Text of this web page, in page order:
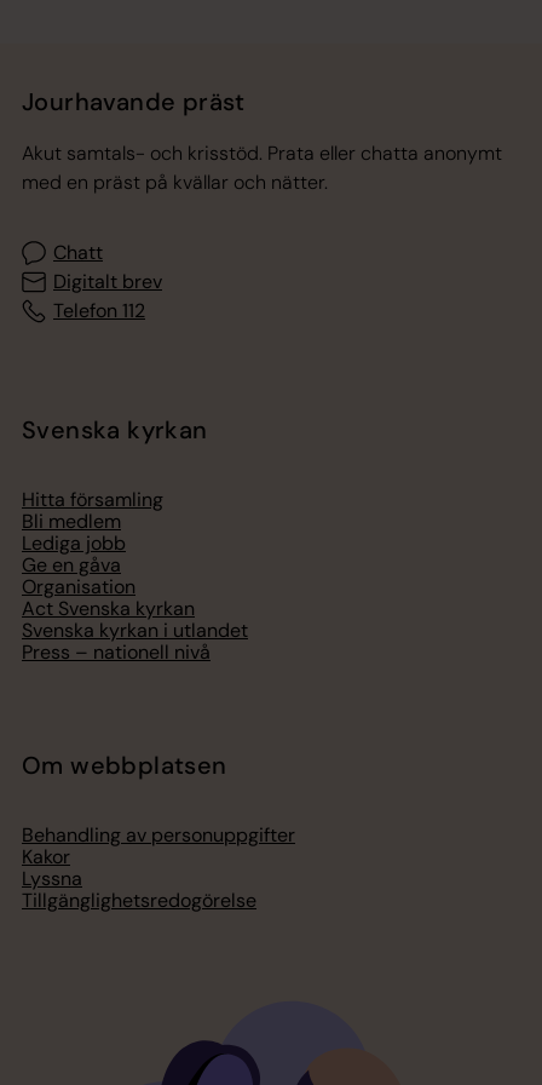
Jourhavande präst
Akut samtals- och krisstöd. Prata eller chatta anonymt
med en präst på kvällar och nätter.
Chatt
Digitalt brev
Telefon 112
Svenska kyrkan
Hitta församling
Bli medlem
Lediga jobb
Ge en gåva
Organisation
Act Svenska kyrkan
Svenska kyrkan i utlandet
Press – nationell nivå
Om webbplatsen
Behandling av personuppgifter
Kakor
Lyssna
Tillgänglighetsredogörelse